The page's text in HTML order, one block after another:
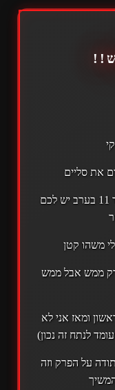
את סליים
גם שומרי הארגמן עולה היום מקווה עד 11 בערב יש לכם
משהו קטן
ממש אבל ממש
ומאז אני לא
לנתח זה נכון)
על הפרק וזה